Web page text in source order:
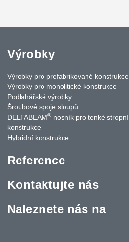
Výrobky
Výrobky pro prefabrikované konstrukce
Výrobky pro monolitické konstrukce
Podlahářské výrobky
Šroubové spoje sloupů
DELTABEAM® nosník pro tenké stropní
konstrukce
Hybridní konstrukce
Reference
Kontaktujte nás
Naleznete nás na